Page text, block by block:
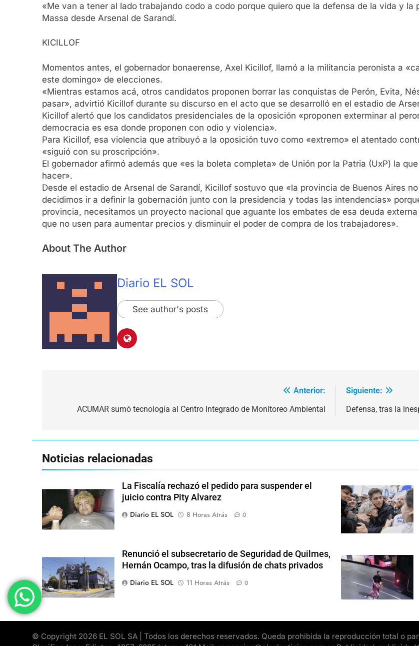
«Me van a tener al lado trabajando codo a codo porque quiero que la defensa de la vida y
Massa desde Arsenal de Sarandí.
KICILLOF
Momentos antes, el gobernador bonaerense, Axel Kicillof, llamó a la militancia peronista a
este domingo» de elecciones.
«Mientras estamos acá, otros candidatos proponen borrar las conquistas de Perón, Evita,
pasar», advirtió Kicillof durante su discurso en el acto que se desarrolló en el estadio de
Kicillof alertó que los candidatos presidenciales de la oposición «proponen exterminar al
democracia es esa donde proponen con odio y violencia».
Para Kicillof, esa violencia que atribuyó a la oposición tuvo como «extremo» el atentado
«siguió con su proscripción».
El gobernador afirmó además que «es la boleta completa» de Unión por la Patria (UxP) la
hacer».
Desde el estadio de Arsenal de Sarandí, Kicillof sostuvo que «la provincia de Buenos Aires
decidimos ir a definir la gobernación junto con la presidencia y todas las intendencias»
provincia, necesitamos un proyecto nacional que aguante los embates de esa deuda
que no usen para aumentar precios y disminuir el poder de compra de los trabajadores».
About The Author
Diario EL SOL
See author's posts
Anterior:
ACUMAR sumó tecnología al Centro Integrado de Monitoreo Ambiental
Siguiente:
Defensa, tras la
Noticias relacionadas
La Fiscalía rechazó el pedido para suspender el
juicio contra Pity Alvarez
Diario EL SOL
8 Horas Atrás 0
Renunció el subsecretario de Seguridad de Quilmes,
Hernán Ocampo, tras la difusión de chats privados
Diario EL SOL
11 Horas Atrás 0
© Copyright 2026 EL SOL SA | Todos los derechos reservados. Queda prohibida la reproducción total o